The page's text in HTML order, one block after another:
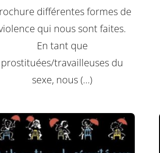
différentes formes de
qui nous sont faites.
En tant que
prostituées/travailleuses du
sexe, nous (…)